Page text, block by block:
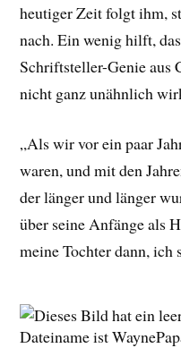
heutiger Zeit folgt ihm,
nach. Ein wenig hilft,
Schriftsteller-Genie aus
nicht ganz unähnlich
„Als wir vor ein paar
waren, und mit den
der länger und länger
über seine Anfänge als
meine Tochter dann, ich